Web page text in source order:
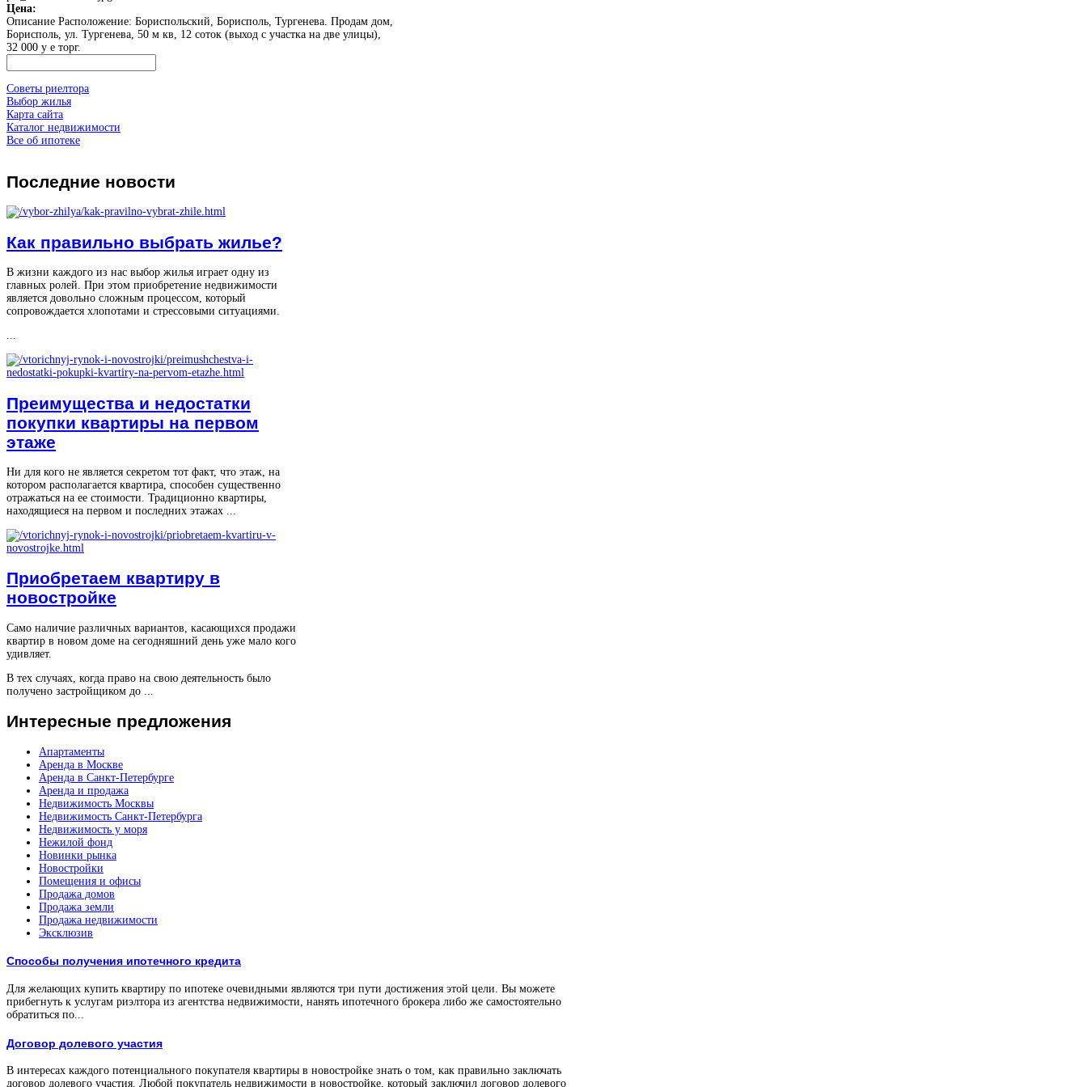
Цена:
Описание Расположение: Бориспольский, Борисполь, Тургенева. Продам дом,
Борисполь, ул. Тургенева, 50 м кв, 12 соток (выход с участка на две улицы),
32 000 у е торг.
Советы риелтора
Выбор жилья
Карта сайта
Каталог недвижимости
Все об ипотеке
Последние новости
Как правильно выбрать жилье?
В жизни каждого из нас выбор жилья играет одну из
главных ролей. При этом приобретение недвижимости
является довольно сложным процессом, который
сопровождается хлопотами и стрессовыми ситуациями.
...
Преимущества и недостатки
покупки квартиры на первом
этаже
Ни для кого не является секретом тот факт, что этаж, на
котором располагается квартира, способен существенно
отражаться на ее стоимости. Традиционно квартиры,
находящиеся на первом и последних этажах ...
Приобретаем квартиру в
новостройке
Само наличие различных вариантов, касающихся продажи
квартир в новом доме на сегодняшний день уже мало кого
удивляет.
В тех случаях, когда право на свою деятельность было
получено застройщиком до ...
Интересные предложения
Апартаменты
Аренда в Москве
Аренда в Санкт-Петербурге
Аренда и продажа
Недвижимость Москвы
Недвижимость Санкт-Петербурга
Недвижимость у моря
Нежилой фонд
Новинки рынка
Новостройки
Помещения и офисы
Продажа домов
Продажа земли
Продажа недвижимости
Эксклюзив
Способы получения ипотечного кредита
Для желающих купить квартиру по ипотеке очевидными являются три пути достижения этой цели. Вы можете
прибегнуть к услугам риэлтора из агентства недвижимости, нанять ипотечного брокера либо же самостоятельно
обратиться по...
Договор долевого участия
В интересах каждого потенциального покупателя квартиры в новостройке знать о том, как правильно заключать
договор долевого участия. Любой покупатель недвижимости в новостройке, который заключил договор долевого